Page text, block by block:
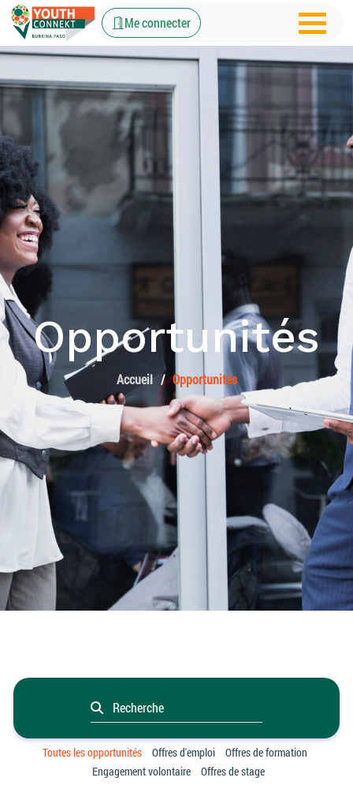
Me connecter
Opportunités
Accueil Opportunités
Toutes les opportunités Offres d'emploi
Offres de formation
Engagement volontaire
Offres de stage